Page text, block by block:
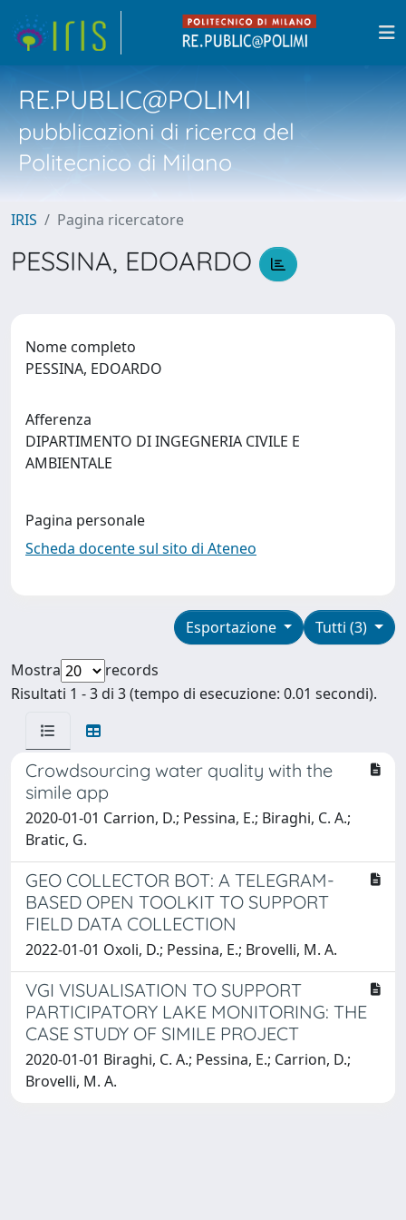
RE.PUBLIC@POLIMI
pubblicazioni di ricerca del
Politecnico di Milano
IRIS Pagina ricercatore
PESSINA, EDOARDO
Nome completo
PESSINA, EDOARDO
Afferenza
DIPARTIMENTO DI INGEGNERIA CIVILE E
AMBIENTALE
Pagina personale
Scheda docente sul sito di Ateneo
Tutti (3)
Esportazione
Mostra
records
Risultati 1 - 3 di 3 (tempo di esecuzione: 0.01 secondi).
Crowdsourcing water quality with the
simile app
2020-01-01 Carrion, D.; Pessina, E.; Biraghi, C. A.;
Bratic, G.
GEO COLLECTOR BOT: A TELEGRAM-
BASED OPEN TOOLKIT TO SUPPORT
FIELD DATA COLLECTION
2022-01-01 Oxoli, D.; Pessina, E.; Brovelli, M. A.
VGI VISUALISATION TO SUPPORT
PARTICIPATORY LAKE MONITORING: THE
CASE STUDY OF SIMILE PROJECT
2020-01-01 Biraghi, C. A.; Pessina, E.; Carrion, D.;
Brovelli, M. A.